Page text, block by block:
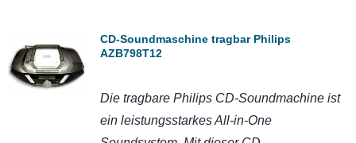
CD-Soundmaschine tragbar Philips
AZB798T12
Die tragbare Philips CD-Soundmachine ist
ein leistungsstarkes All-in-One